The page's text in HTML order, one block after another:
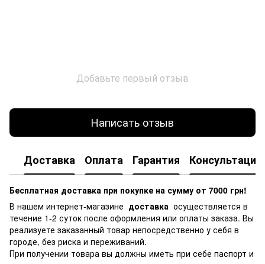
Добавьте первый отзыв
Написать отзыв
Доставка Оплата Гарантия Консультация
Бесплатная доставка при покупке на сумму от 7000 грн!
В нашем интернет-магазине доставка осуществляется в
течение 1-2 суток после оформления или оплаты заказа. Вы
реализуете заказанный товар непосредственно у себя в
городе, без риска и переживаний.
При получении товара вы должны иметь при себе паспорт и